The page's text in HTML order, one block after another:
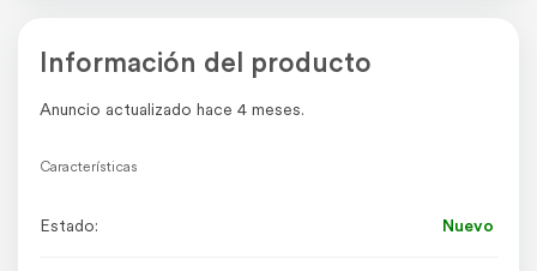
Información del producto
Anuncio actualizado hace 4 meses.
Características
Estado: Nuevo